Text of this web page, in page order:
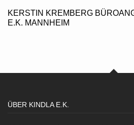
KERSTIN KREMBERG
E.K. MANNHEIM
ÜBER KINDLA E.K.